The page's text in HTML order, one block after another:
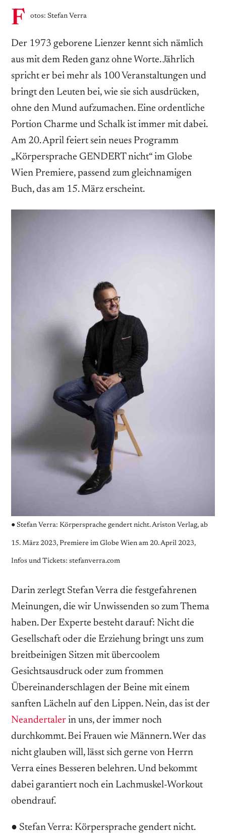
F otos: Stefan Verra
Der 1973 geborene Lienzer kennt sich nämlich
aus mit dem Reden ganz ohne Worte. Jährlich
spricht er bei mehr als 100 Veranstaltungen und
bringt den Leuten bei, wie sie sich ausdrücken,
ohne den Mund aufzumachen. Eine ordentliche
Portion Charme und Schalk ist immer mit dabei.
Am 20. April feiert sein neues Programm
„Körpersprache GENDERT nicht“ im Globe
Wien Premiere, passend zum gleichnamigen
Buch, das am 15. März erscheint.
● Stefan Verra: Körpersprache gendert nicht. Ariston Verlag, ab
15. März 2023, Premiere im Globe Wien am 20. April 2023,
Infos und Tickets: stefanverra.com
Darin zerlegt Stefan Verra die festgefahrenen
Meinungen, die wir Unwissenden so zum Thema
haben. Der Experte besteht darauf: Nicht die
Gesellschaft oder die Erziehung bringt uns zum
breitbeinigen Sitzen mit übercoolem
Gesichtsausdruck oder zum frommen
Übereinanderschlagen der Beine mit einem
sanften Lächeln auf den Lippen. Nein, das ist der
Neandertaler in uns, der immer noch
durchkommt. Bei Frauen wie Männern. Wer das
nicht glauben will, lässt sich gerne von Herrn
Verra eines Besseren belehren. Und bekommt
dabei garantiert noch ein Lachmuskel-Workout
obendrauf.
● Stefan Verra: Körpersprache gendert nicht.